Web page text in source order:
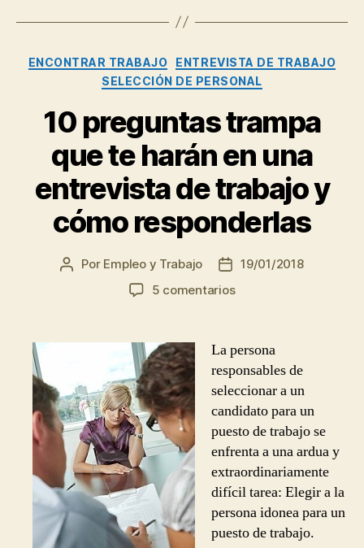
Categorías
ENCONTRAR TRABAJO
ENTREVISTA DE TRABAJO
SELECCIÓN DE PERSONAL
10 preguntas trampa
que te harán en una
entrevista de trabajo y
cómo responderlas
Autor
Por Empleo y Trabajo
Fecha19/01/2018
5 comentariosen
te
harán
en
una
entrevista
de
trabajo
cómo
responderlas
La persona
responsables de
seleccionar a un
candidato para un
puesto de trabajo se
enfrenta a una ardua y
extraordinariamente
difícil tarea: Elegir a la
persona idonea para un
puesto de trabajo.